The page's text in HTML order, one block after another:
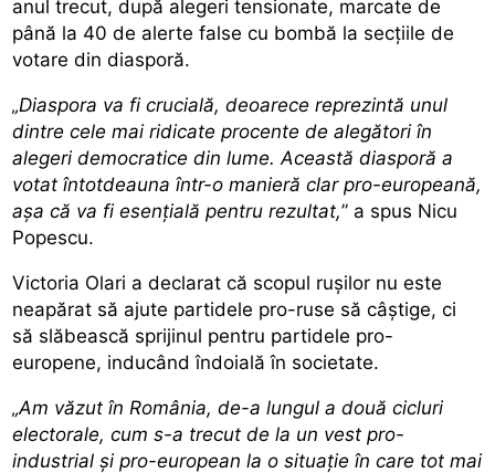
anul trecut, după alegeri tensionate, marcate de
până la 40 de alerte false cu bombă la secțiile de
votare din diasporă.
„Diaspora va fi crucială, deoarece reprezintă unul
dintre cele mai ridicate procente de alegători în
alegeri democratice din lume. Această diasporă a
votat întotdeauna într-o manieră clar pro-europeană,
așa că va fi esențială pentru rezultat,” a spus Nicu
Popescu.
Victoria Olari a declarat că scopul rușilor nu este
neapărat să ajute partidele pro-ruse să câștige, ci
să slăbească sprijinul pentru partidele pro-
europene, inducând îndoială în societate.
„Am văzut în România, de-a lungul a două cicluri
electorale, cum s-a trecut de la un vest pro-
industrial și pro-european la o situație în care tot mai